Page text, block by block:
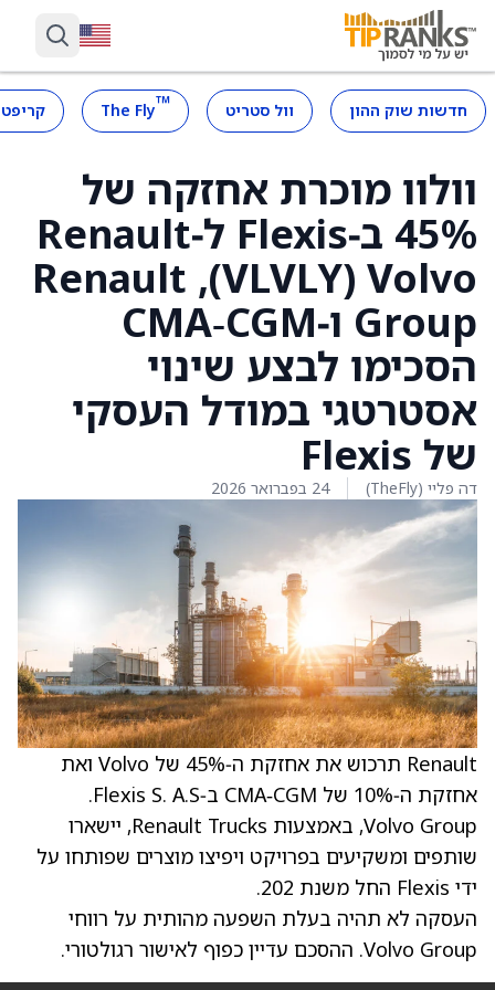
חדשות שוק ההון וול סטריט ™
The Fly
וולוו מוכרת אחזקה של
45% ב‑Flexis ל‑Renault
Volvo ‏(VLVLY), ‏Renault
Group ו‑CMA‑CGM
הסכימו לבצע שינוי
אסטרטגי במודל העסקי
של Flexis
דה פליי (TheFly) 24 בפברואר 2026
‏Renault תרכוש את אחזקת ה‑45% של Volvo ואת
אחזקת ה‑10% של CMA‑CGM ב‑Flexis S. A.S.
Volvo Group, באמצעות Renault Trucks, יישארו
שותפים ומשקיעים בפרויקט ויפיצו מוצרים שפותחו על
ידי Flexis החל משנת 202.
העסקה לא תהיה בעלת השפעה מהותית על רווחי
Volvo Group. ההסכם עדיין כפוף לאישור רגולטורי.